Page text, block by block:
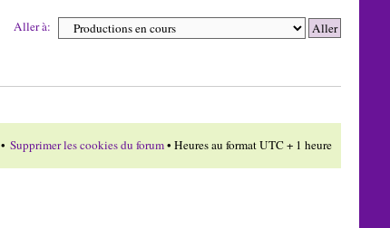
Aller à:
• Supprimer les cookies du forum• Heures au format UTC + 1 heure